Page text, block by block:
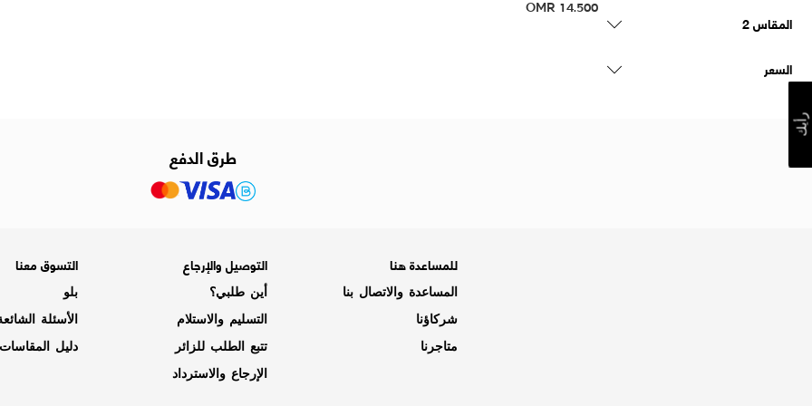
المقاس 2
السعر
OMR 14.500
طرق الدفع
للمساعدة هنا
المساعدة والاتصال بنا
شركاؤنا
متاجرنا
التوصيل والإرجاع
أين طلبي؟
التسليم والاستلام
تتبع الطلب للزائر
الإرجاع والاسترداد
التسوق معنا
بلو
الأسئلة
دليل المقاسات
رأيك